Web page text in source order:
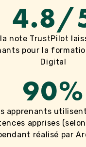
4.8/
la note TrustPilot
pour la
Digital
90%
apprenants
apprises
réalisé par